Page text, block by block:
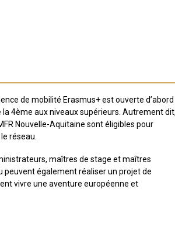
de mobilité Erasmus+ est ouverte d’abord
4ème aux niveaux supérieurs. Autrement
Nouvelle-Aquitaine sont éligibles pour
réseau.
maîtres de stage et maîtres
peuvent également réaliser un projet de
vivre une aventure européenne et